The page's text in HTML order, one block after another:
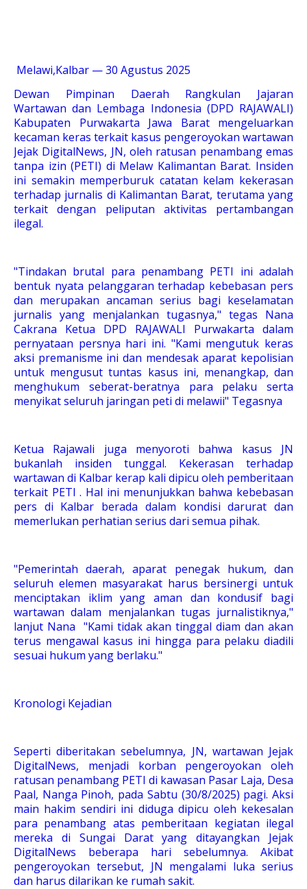
Melawi,Kalbar — 30 Agustus 2025
Dewan Pimpinan Daerah Rangkulan Jajaran
Wartawan dan Lembaga Indonesia (DPD RAJAWALI)
Kabupaten Purwakarta Jawa Barat mengeluarkan
kecaman keras terkait kasus pengeroyokan wartawan
Jejak DigitalNews, JN, oleh ratusan penambang emas
tanpa izin (PETI) di Melaw Kalimantan Barat. Insiden
ini semakin memperburuk catatan kelam kekerasan
terhadap jurnalis di Kalimantan Barat, terutama yang
terkait dengan peliputan aktivitas pertambangan
ilegal.
"Tindakan brutal para penambang PETI ini adalah
bentuk nyata pelanggaran terhadap kebebasan pers
dan merupakan ancaman serius bagi keselamatan
jurnalis yang menjalankan tugasnya," tegas Nana
Cakrana Ketua DPD RAJAWALI Purwakarta dalam
pernyataan persnya hari ini. "Kami mengutuk keras
aksi premanisme ini dan mendesak aparat kepolisian
untuk mengusut tuntas kasus ini, menangkap, dan
menghukum seberat-beratnya para pelaku serta
menyikat seluruh jaringan peti di melawii" Tegasnya
Ketua Rajawali juga menyoroti bahwa kasus JN
bukanlah insiden tunggal. Kekerasan terhadap
wartawan di Kalbar kerap kali dipicu oleh pemberitaan
terkait PETI . Hal ini menunjukkan bahwa kebebasan
pers di Kalbar berada dalam kondisi darurat dan
memerlukan perhatian serius dari semua pihak.
"Pemerintah daerah, aparat penegak hukum, dan
seluruh elemen masyarakat harus bersinergi untuk
menciptakan iklim yang aman dan kondusif bagi
wartawan dalam menjalankan tugas jurnalistiknya,"
lanjut Nana "Kami tidak akan tinggal diam dan akan
terus mengawal kasus ini hingga para pelaku diadili
sesuai hukum yang berlaku."
Kronologi Kejadian
Seperti diberitakan sebelumnya, JN, wartawan Jejak
DigitalNews, menjadi korban pengeroyokan oleh
ratusan penambang PETI di kawasan Pasar Laja, Desa
Paal, Nanga Pinoh, pada Sabtu (30/8/2025) pagi. Aksi
main hakim sendiri ini diduga dipicu oleh kekesalan
para penambang atas pemberitaan kegiatan ilegal
mereka di Sungai Darat yang ditayangkan Jejak
DigitalNews beberapa hari sebelumnya. Akibat
pengeroyokan tersebut, JN mengalami luka serius
dan harus dilarikan ke rumah sakit.